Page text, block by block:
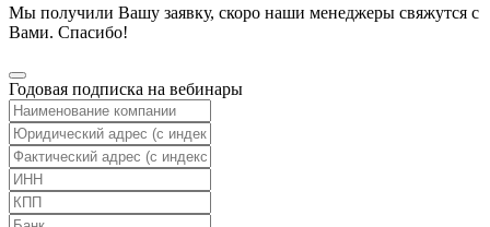
Мы получили Вашу заявку, скоро наши менеджеры свяжутся с
Вами. Спасибо!
Годовая подписка на вебинары